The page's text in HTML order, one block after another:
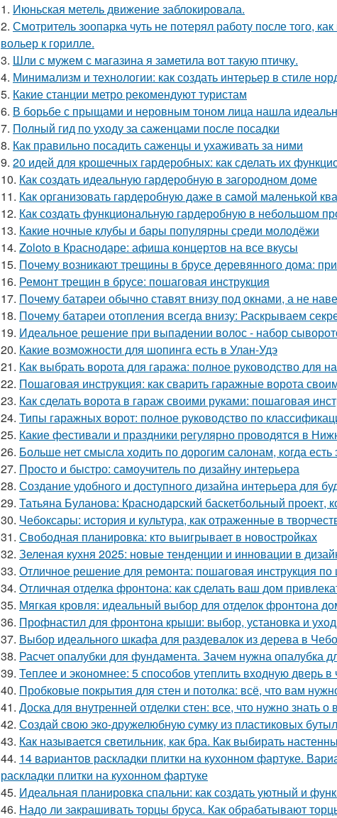
1. Июньская метель движение заблокировала.
2. Смотритель зоопарка чуть не потерял работу после того,
вольер к горилле.
3. Шли с мужем с магазина я заметила вот такую птичку.
4. Минимализм и технологии: как создать интерьер в стиле
5. Какие станции метро рекомендуют туристам
6. В борьбе с прыщами и неровным тоном лица нашла
7. Полный гид по уходу за саженцами после посадки
8. Как правильно посадить саженцы и ухаживать за ними
9. 20 идей для крошечных гардеробных: как сделать их
10. Как создать идеальную гардеробную в загородном доме
11. Как организовать гардеробную даже в самой маленькой
12. Как создать функциональную гардеробную в небольшом
13. Какие ночные клубы и бары популярны среди молодёжи
14. Zoloto в Краснодаре: афиша концертов на все вкусы
15. Почему возникают трещины в брусе деревянного дома:
16. Ремонт трещин в брусе: пошаговая инструкция
17. Почему батареи обычно ставят внизу под окнами, а не
18. Почему батареи отопления всегда внизу: Раскрываем
19. Идеальное решение при выпадении волос - набор
20. Какие возможности для шопинга есть в Улан-Удэ
21. Как выбрать ворота для гаража: полное руководство для
22. Пошаговая инструкция: как сварить гаражные ворота
23. Как сделать ворота в гараж своими руками: пошаговая
24. Типы гаражных ворот: полное руководство по
25. Какие фестивали и праздники регулярно проводятся в
26. Больше нет смысла ходить по дорогим салонам, когда
27. Просто и быстро: самоучитель по дизайну интерьера
28. Создание удобного и доступного дизайна интерьера для
29. Татьяна Буланова: Краснодарский баскетбольный проект,
30. Чебоксары: история и культура, как отраженные в
31. Свободная планировка: кто выигрывает в новостройках
32. Зеленая кухня 2025: новые тенденции и инновации в
33. Отличное решение для ремонта: пошаговая инструкция по
34. Отличная отделка фронтона: как сделать ваш дом
35. Мягкая кровля: идеальный выбор для отделок фронтона
36. Профнастил для фронтона крыши: выбор, установка и уход
37. Выбор идеального шкафа для раздевалок из дерева в
38. Расчет опалубки для фундамента. Зачем нужна опалубка
39. Теплее и экономнее: 5 способов утеплить входную дверь
40. Пробковые покрытия для стен и потолка: всё, что вам
41. Доска для внутренней отделки стен: все, что нужно знать о
42. Создай свою эко-дружелюбную сумку из пластиковых
43. Как называется светильник, как бра. Как выбирать
44. 14 вариантов раскладки плитки на кухонном фартуке.
раскладки плитки на кухонном фартуке
45. Идеальная планировка спальни: как создать уютный и
46. Надо ли закрашивать торцы бруса. Как обрабатывают